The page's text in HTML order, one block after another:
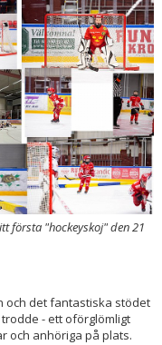
första "hockeyskoj" den 21
och det fantastiska stödet
- ett oförglömligt
och anhöriga på plats.